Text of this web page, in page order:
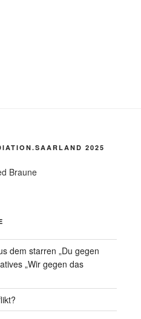
2025
Braune
dem starren „Du gegen
„Wir gegen das